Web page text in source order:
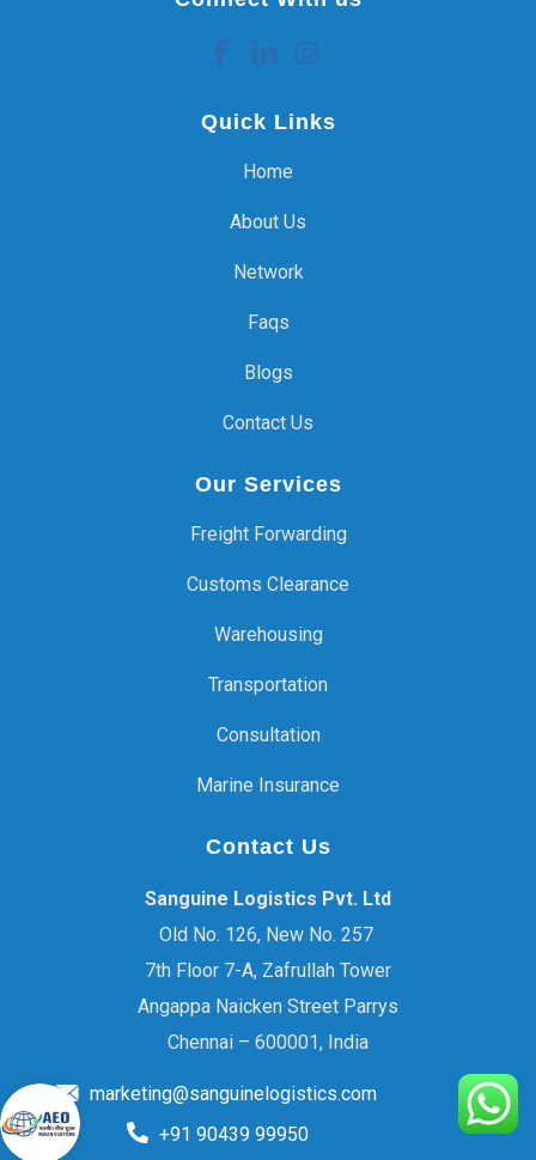
Quick Links
Home
About Us
Network
Faqs
Blogs
Contact Us
Our Services
Freight Forwarding
Customs Clearance
Warehousing
Transportation
Consultation
Marine Insurance
Contact Us
Sanguine Logistics Pvt. Ltd
Old No. 126, New No. 257
7th Floor 7-A, Zafrullah Tower
Angappa Naicken Street Parrys
Chennai – 600001, India
marketing@sanguinelogistics.com
+91 90439 99950